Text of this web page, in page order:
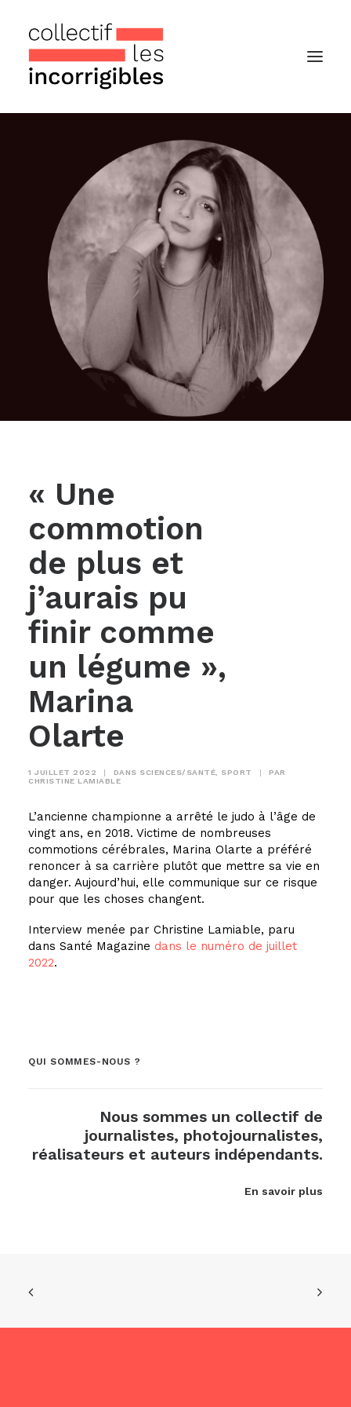
Le collectif
Nos actualités
Notre « Incolettre » mensuelle
Recherche
« Une
commotion
de plus et
j’aurais pu
finir comme
un légume »,
Marina
Olarte
1 JUILLET 2022 | DANS SCIENCES/SANTÉ SPORT |
PAR
CHRISTINE LAMIABLE
L’ancienne championne a arrêté le judo à l’âge de
vingt ans, en 2018. Victime de nombreuses
commotions cérébrales, Marina Olarte a préféré
renoncer à sa carrière plutôt que mettre sa vie en
danger. Aujourd’hui, elle communique sur ce risque
pour que les choses changent.
Interview menée par Christine Lamiable, paru
dans Santé Magazine dans le numéro de juillet
2022.
QUI SOMMES-NOUS ?
Nous sommes un collectif de
journalistes, photojournalistes,
réalisateurs et auteurs indépendants.
En savoir plus